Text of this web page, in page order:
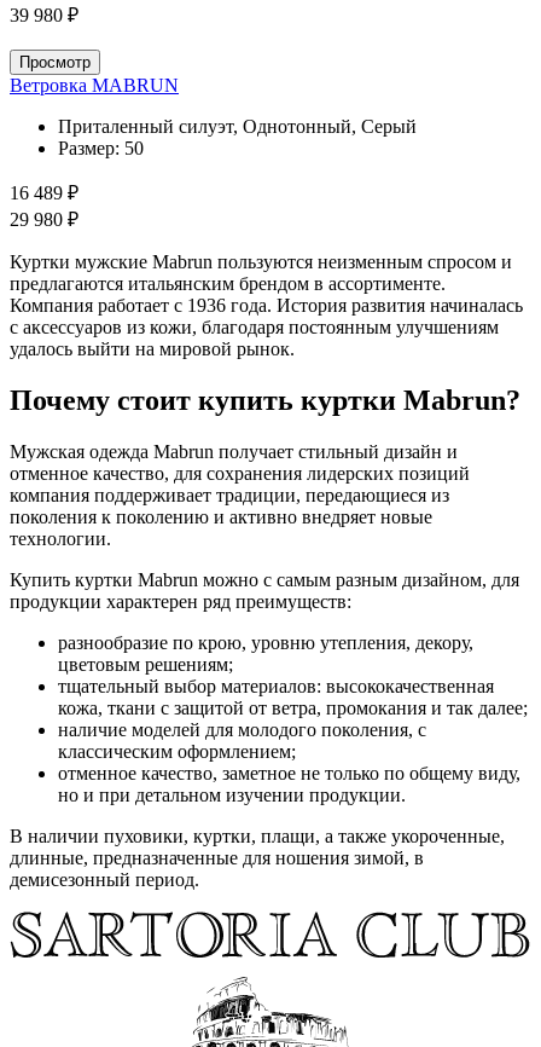
39 980 ₽
Просмотр
Ветровка MABRUN
Приталенный силуэт, Однотонный, Серый
Размер: 50
16 489 ₽
29 980 ₽
Куртки мужские Mabrun пользуются неизменным спросом и
предлагаются итальянским брендом в ассортименте.
Компания работает с 1936 года. История развития начиналась
с аксессуаров из кожи, благодаря постоянным улучшениям
удалось выйти на мировой рынок.
Почему стоит купить куртки Mabrun?
Мужская одежда Mabrun получает стильный дизайн и
отменное качество, для сохранения лидерских позиций
компания поддерживает традиции, передающиеся из
поколения к поколению и активно внедряет новые
технологии.
Купить куртки Mabrun можно с самым разным дизайном, для
продукции характерен ряд преимуществ:
разнообразие по крою, уровню утепления, декору,
цветовым решениям;
тщательный выбор материалов: высококачественная
кожа, ткани с защитой от ветра, промокания и так далее;
наличие моделей для молодого поколения, с
классическим оформлением;
отменное качество, заметное не только по общему виду,
но и при детальном изучении продукции.
В наличии пуховики, куртки, плащи, а также укороченные,
длинные, предназначенные для ношения зимой, в
демисезонный период.